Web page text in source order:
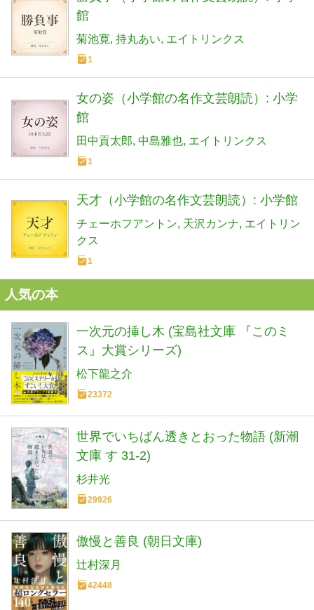
館
菊池寛 持丸あい エイトリンクス
1
女の姿（小学館の名作文芸朗読）: 小学
館
田中貢太郎 中島雅也 エイトリンクス
1
天才（小学館の名作文芸朗読）: 小学館
チェーホフアントン 天沢カンナ エイトリン
クス
1
人気の本
一次元の挿し木 (宝島社文庫 『このミ
ス』大賞シリーズ)
松下龍之介
23372
世界でいちばん透きとおった物語 (新潮
文庫 す 31-2)
杉井光
29926
傲慢と善良 (朝日文庫)
辻村深月
42448